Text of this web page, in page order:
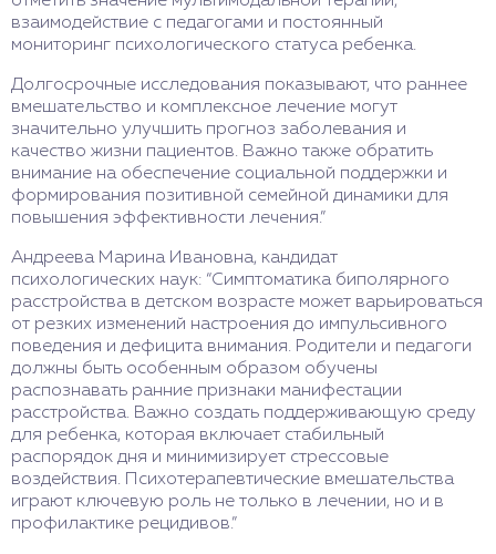
взаимодействие с педагогами и постоянный
мониторинг психологического статуса ребенка.
Долгосрочные исследования показывают, что раннее
вмешательство и комплексное лечение могут
значительно улучшить прогноз заболевания и
качество жизни пациентов. Важно также обратить
внимание на обеспечение социальной поддержки и
формирования позитивной семейной динамики для
повышения эффективности лечения.”
Андреева Марина Ивановна, кандидат
психологических наук: “Симптоматика биполярного
расстройства в детском возрасте может варьироваться
от резких изменений настроения до импульсивного
поведения и дефицита внимания. Родители и педагоги
должны быть особенным образом обучены
распознавать ранние признаки манифестации
расстройства. Важно создать поддерживающую среду
для ребенка, которая включает стабильный
распорядок дня и минимизирует стрессовые
воздействия. Психотерапевтические вмешательства
играют ключевую роль не только в лечении, но и в
профилактике рецидивов.”